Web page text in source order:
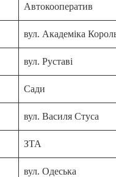
Автокооператив
вул. Академіка
вул. Руставі
Сади
вул. Василя Стуса
ЗТА
вул. Одеська